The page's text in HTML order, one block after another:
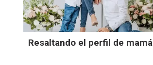
Resaltando el perfil de mamá